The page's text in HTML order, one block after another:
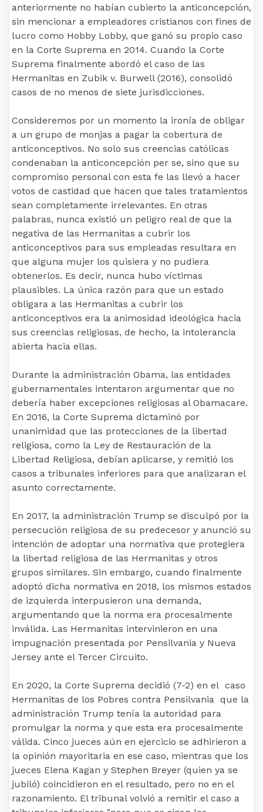
anteriormente no habían cubierto la anticoncepción,
sin mencionar a empleadores cristianos con fines de
lucro como Hobby Lobby, que ganó su propio caso
en la Corte Suprema en 2014. Cuando la Corte
Suprema finalmente abordó el caso de las
Hermanitas en Zubik v. Burwell (2016), consolidó
casos de no menos de siete jurisdicciones.
Consideremos por un momento la ironía de obligar
a un grupo de monjas a pagar la cobertura de
anticonceptivos. No solo sus creencias católicas
condenaban la anticoncepción per se, sino que su
compromiso personal con esta fe las llevó a hacer
votos de castidad que hacen que tales tratamientos
sean completamente irrelevantes. En otras
palabras, nunca existió un peligro real de que la
negativa de las Hermanitas a cubrir los
anticonceptivos para sus empleadas resultara en
que alguna mujer los quisiera y no pudiera
obtenerlos. Es decir, nunca hubo víctimas
plausibles. La única razón para que un estado
obligara a las Hermanitas a cubrir los
anticonceptivos era la animosidad ideológica hacia
sus creencias religiosas, de hecho, la intolerancia
abierta hacia ellas.
Durante la administración Obama, las entidades
gubernamentales intentaron argumentar que no
debería haber excepciones religiosas al Obamacare.
En 2016, la Corte Suprema dictaminó por
unanimidad que las protecciones de la libertad
religiosa, como la Ley de Restauración de la
Libertad Religiosa, debían aplicarse, y remitió los
casos a tribunales inferiores para que analizaran el
asunto correctamente.
En 2017, la administración Trump se disculpó por la
persecución religiosa de su predecesor y anunció su
intención de adoptar una normativa que protegiera
la libertad religiosa de las Hermanitas y otros
grupos similares. Sin embargo, cuando finalmente
adoptó dicha normativa en 2018, los mismos estados
de izquierda interpusieron una demanda,
argumentando que la norma era procesalmente
inválida. Las Hermanitas intervinieron en una
impugnación presentada por Pensilvania y Nueva
Jersey ante el Tercer Circuito.
En 2020, la Corte Suprema decidió (7-2) en el caso
Hermanitas de los Pobres contra Pensilvania que la
administración Trump tenía la autoridad para
promulgar la norma y que esta era procesalmente
válida. Cinco jueces aún en ejercicio se adhirieron a
la opinión mayoritaria en ese caso, mientras que los
jueces Elena Kagan y Stephen Breyer (quien ya se
jubiló) coincidieron en el resultado, pero no en el
razonamiento. El tribunal volvió a remitir el caso a